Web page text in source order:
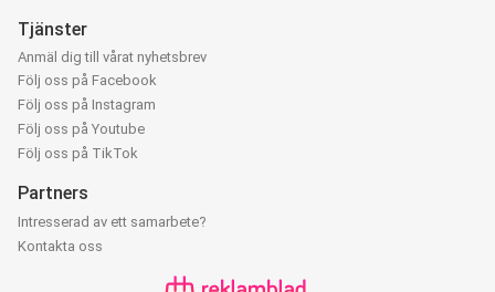
Tjänster
Anmäl dig till vårat nyhetsbrev
Följ oss på Facebook
Följ oss på Instagram
Följ oss på Youtube
Följ oss på TikTok
Partners
Intresserad av ett samarbete?
Kontakta oss